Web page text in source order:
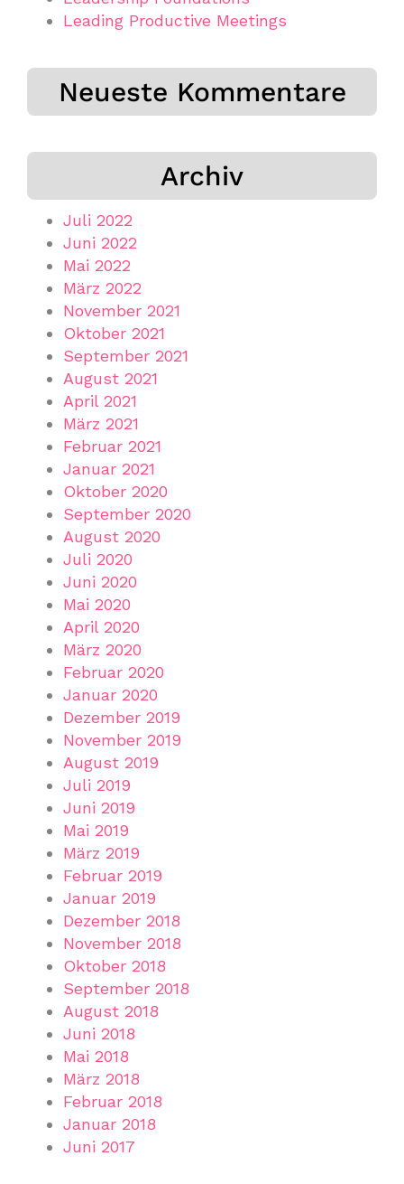
Leading Productive Meetings
Neueste Kommentare
Archiv
Juli 2022
Juni 2022
Mai 2022
März 2022
November 2021
Oktober 2021
September 2021
August 2021
April 2021
März 2021
Februar 2021
Januar 2021
Oktober 2020
September 2020
August 2020
Juli 2020
Juni 2020
Mai 2020
April 2020
März 2020
Februar 2020
Januar 2020
Dezember 2019
November 2019
August 2019
Juli 2019
Juni 2019
Mai 2019
März 2019
Februar 2019
Januar 2019
Dezember 2018
November 2018
Oktober 2018
September 2018
August 2018
Juni 2018
Mai 2018
März 2018
Februar 2018
Januar 2018
Juni 2017